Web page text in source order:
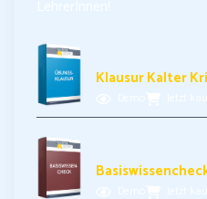
Klausur Kalter